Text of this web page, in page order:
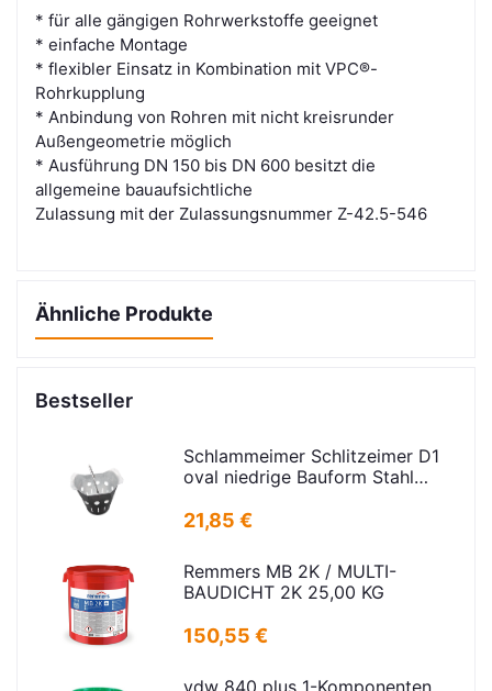
* für alle gängigen Rohrwerkstoffe geeignet
* einfache Montage
* flexibler Einsatz in Kombination mit VPC®-
Rohrkupplung
* Anbindung von Rohren mit nicht kreisrunder
Außengeometrie möglich
* Ausführung DN 150 bis DN 600 besitzt die
allgemeine bauaufsichtliche
Zulassung mit der Zulassungsnummer Z-42.5-546
Ähnliche Produkte
Bestseller
Schlammeimer Schlitzeimer D1
oval niedrige Bauform Stahl
D=395mm
21,85 €
Remmers MB 2K / MULTI-
BAUDICHT 2K 25,00 KG
150,55 €